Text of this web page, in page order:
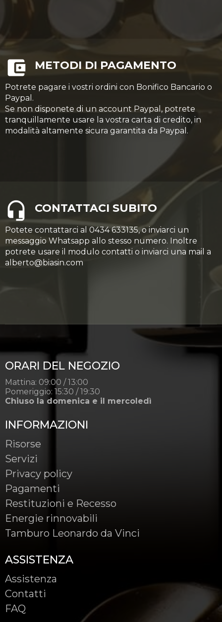
METODI DI PAGAMENTO
Potrete pagare i vostri ordini con Bonifico Bancario o
Paypal.
Se non disponete di un account Paypal, potrete
tranquillamente usare la vostra carta di credito, in
modalità altamente sicura garantita da Paypal.
CONTATTACI SUBITO
Potete contattarci al 0434 633135, o inviarci un
messaggio Whatsapp allo stesso numero. Inoltre
potrete usare il modulo contatti o inviarci una mail a
alberto@biasin.com
ORARI DEL NEGOZIO
Mattina: 09:00 / 13:00
Pomeriggio: 15:30 / 19:30
Chiuso la domenica e il mercoledì
INFORMAZIONI
Risorse
Servizi
Privacy policy
Pagamenti
Restituzioni e Recesso
Energie rinnovabili
Tamburo Leonardo da Vinci
ASSISTENZA
Assistenza
Contatti
FAQ